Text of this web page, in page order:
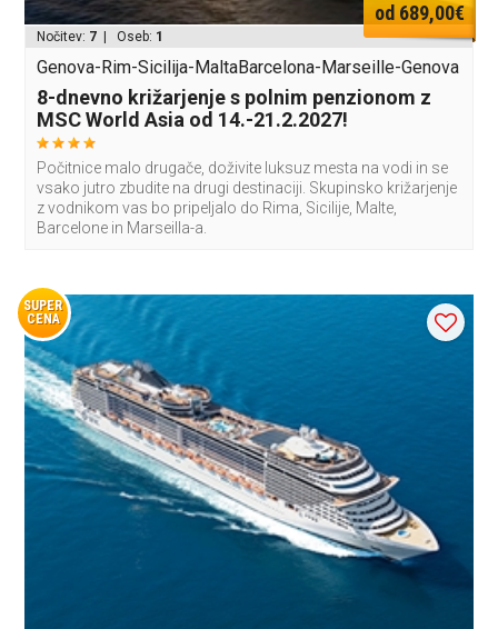
od 689,00€
Nočitev: 7 | Oseb: 1
Genova-Rim-Sicilija-MaltaBarcelona-Marseille-Genova
8-dnevno križarjenje s polnim penzionom z
MSC World Asia od 14.-21.2.2027!
Počitnice malo drugače, doživite luksuz mesta na vodi in se
vsako jutro zbudite na drugi destinaciji. Skupinsko križarjenje
z vodnikom vas bo pripeljalo do Rima, Sicilije, Malte,
Barcelone in Marseilla-a.
SUPER
CENA